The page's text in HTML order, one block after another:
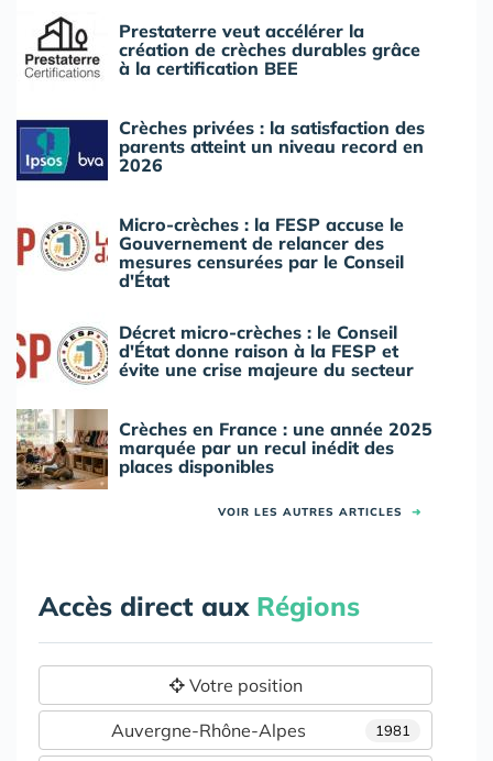
Prestaterre veut accélérer la
création de crèches durables grâce
à la certification BEE
Crèches privées : la satisfaction des
parents atteint un niveau record en
2026
Micro-crèches : la FESP accuse le
Gouvernement de relancer des
mesures censurées par le Conseil
d'État
Décret micro-crèches : le Conseil
d'État donne raison à la FESP et
évite une crise majeure du secteur
Crèches en France : une année 2025
marquée par un recul inédit des
places disponibles
VOIR LES AUTRES ARTICLES ➜
Accès direct aux Régions
Votre position
1981
Auvergne-Rhône-Alpes